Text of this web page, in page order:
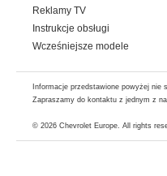
Reklamy TV
Instrukcje obsługi
Wcześniejsze modele
Informacje przedstawione powyżej
Zapraszamy do kontaktu z jednym z
© 2026 Chevrolet Europe. All rights